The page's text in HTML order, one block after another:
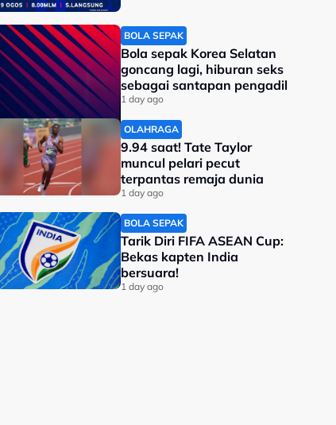
BOLA SEPAK
Bola sepak Korea Selatan
goncang lagi, hiburan seks
sebagai santapan pengadil
1 day ago
OLAHRAGA
9.94 saat! Tate Taylor
muncul pelari pecut
terpantas remaja dunia
1 day ago
BOLA SEPAK
Tarik Diri FIFA ASEAN Cup:
Bekas kapten India
bersuara!
1 day ago